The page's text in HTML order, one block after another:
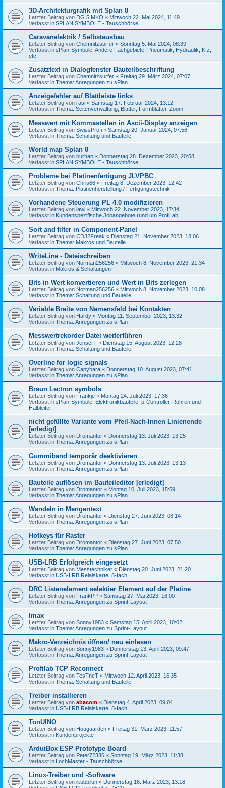
3D-Architekturgrafik mit Splan 8
Letzter Beitrag von DG 5 MKQ « Mittwoch 22. Mai 2024, 11:49
Verfasst in SPLAN SYMBOLE - Tauschbörse
Caravanelektrik / Selbstausbau
Letzter Beitrag von Chemnitzsurfer « Sonntag 5. Mai 2024, 08:39
Verfasst in sPlan-Symbole: Andere Fachgebiete, Pneumatik, Hydraulik, Kfz,
etc.
Zusatztext in Dialogfenster Bauteilbeschriftung
Letzter Beitrag von Chemnitzsurfer « Freitag 29. März 2024, 07:07
Verfasst in Thema: Anregungen zu sPlan
Anzeigefehler auf Blattleiste links
Letzter Beitrag von rasi « Samstag 17. Februar 2024, 13:12
Verfasst in Thema: Seitenverwaltung, Blätter, Formblätter, Zoom
Messwert mit Kommastellen in Ascii-Display anzeigen
Letzter Beitrag von SwissProfi « Samstag 20. Januar 2024, 07:56
Verfasst in Thema: Schaltung und Bauteile
World map Splan 8
Letzter Beitrag von burhan « Donnerstag 28. Dezember 2023, 20:58
Verfasst in SPLAN SYMBOLE - Tauschbörse
Probleme bei Platinenfertigung JLVPBC
Letzter Beitrag von Chris66 « Freitag 8. Dezember 2023, 12:42
Verfasst in Thema: Platinenherstellung / Fertigungstechnik
Vorhandene Steuerung PL 4.0 modifizieren
Letzter Beitrag von lawi « Mittwoch 22. November 2023, 17:34
Verfasst in Kundenspezifische Jobangebote rund um ProfiLab
Sort and filter in Component-Panel
Letzter Beitrag von CD32Freak « Dienstag 21. November 2023, 18:06
Verfasst in Thema: Makros und Bauteile
WriteLine - Dateischreiben
Letzter Beitrag von Norman256256 « Mittwoch 8. November 2023, 21:34
Verfasst in Makros & Schaltungen
Bits in Wert konvertieren und Wert in Bits zerlegen
Letzter Beitrag von Norman256256 « Mittwoch 8. November 2023, 10:08
Verfasst in Thema: Schaltung und Bauteile
Variable Breite von Namensfeld bei Kontakten
Letzter Beitrag von Hardy « Montag 11. September 2023, 13:32
Verfasst in Thema: Anregungen zu sPlan
Messwertrekorder Datei weiterführen
Letzter Beitrag von JenserT « Dienstag 15. August 2023, 12:28
Verfasst in Thema: Schaltung und Bauteile
Overline for logic signals
Letzter Beitrag von Capybara « Donnerstag 10. August 2023, 07:41
Verfasst in Thema: Anregungen zu sPlan
Braun Lectron symbols
Letzter Beitrag von Frankje « Montag 24. Juli 2023, 17:36
Verfasst in sPlan-Symbole: Elektronikbauteile, µ-Controller, Röhren und
Halbleiter
nicht gefüllte Variante vom Pfeil-Nach-Innen Linienende
[erledigt]
Letzter Beitrag von Dromantor « Donnerstag 13. Juli 2023, 13:25
Verfasst in Thema: Anregungen zu sPlan
Gummiband temporär deaktivieren
Letzter Beitrag von Dromantor « Donnerstag 13. Juli 2023, 13:13
Verfasst in Thema: Anregungen zu sPlan
Bauteile auflösen im Bauteileditor [erledigt]
Letzter Beitrag von Dromantor « Montag 10. Juli 2023, 15:59
Verfasst in Thema: Anregungen zu sPlan
Wandeln in Mengentext
Letzter Beitrag von Dromantor « Dienstag 27. Juni 2023, 08:14
Verfasst in Thema: Anregungen zu sPlan
Hotkeys für Raster
Letzter Beitrag von Dromantor « Dienstag 27. Juni 2023, 07:50
Verfasst in Thema: Anregungen zu sPlan
USB-LRB Erfolgreich eingesetzt
Letzter Beitrag von Messtechniker « Dienstag 20. Juni 2023, 21:20
Verfasst in USB-LRB Relaiskarte, 8-fach
DRC Listenelement selektier Element auf der Platine
Letzter Beitrag von FrankPP « Samstag 27. Mai 2023, 16:00
Verfasst in Thema: Anregungen zu Sprint-Layout
Imax
Letzter Beitrag von Sonny1983 « Samstag 15. April 2023, 10:02
Verfasst in Thema: Anregungen zu Sprint-Layout
Makro-Verzeichnis öffnen/ neu einlesen
Letzter Beitrag von Sonny1983 « Donnerstag 13. April 2023, 09:47
Verfasst in Thema: Anregungen zu Sprint-Layout
Profilab TCP Reconnect
Letzter Beitrag von TesTneT « Mittwoch 12. April 2023, 16:35
Verfasst in Thema: Schaltung und Bauteile
Treiber installieren
Letzter Beitrag von abacom « Dienstag 4. April 2023, 09:04
Verfasst in USB-LRB Relaiskarte, 8-fach
TonUINO
Letzter Beitrag von Hougaarden « Freitag 31. März 2023, 11:57
Verfasst in Kundenprojekte
ArduiBox ESP Prototype Board
Letzter Beitrag von Peter72336 « Sonntag 19. März 2023, 11:38
Verfasst in LochMaster - Tauschbörse
Linux-Treiber und -Software
Letzter Beitrag von ikubbilun « Donnerstag 16. März 2023, 13:18